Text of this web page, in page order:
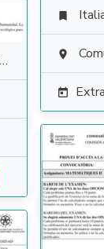


